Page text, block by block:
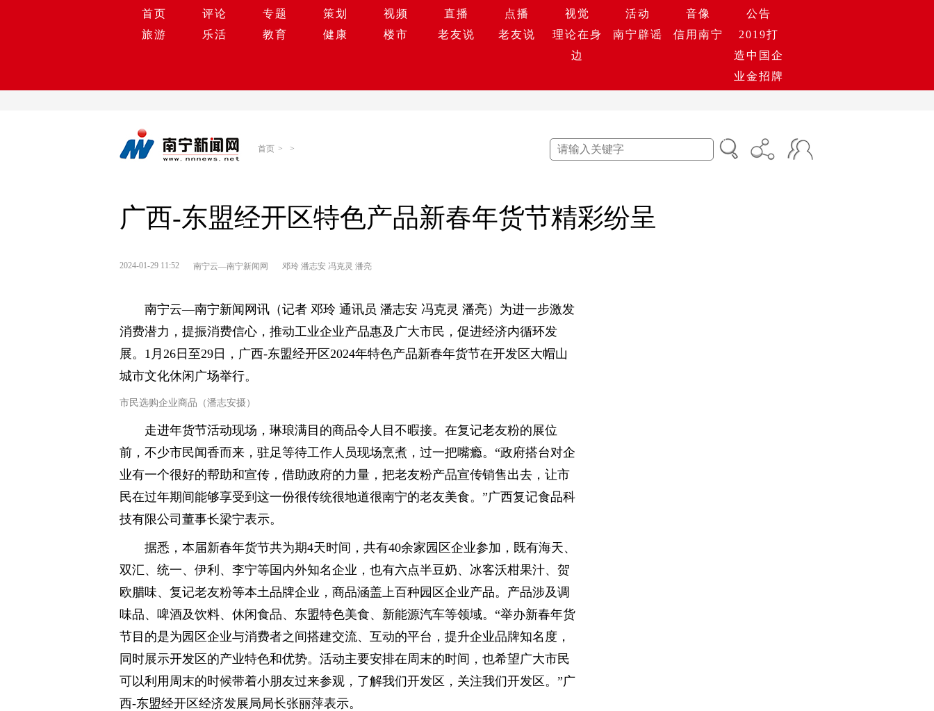
首页 评论 专题 策划 视频 直播 点播 视觉 活动 音像
公告
旅游
乐活 教育 健康 楼市 老友说 老友说
理论在身
边
南宁辟谣 信用南宁
2019打
造中国企
业金招牌
首页 > >
广西-东盟经开区特色产品新春年货节精彩纷呈
2024-01-29 11:52 南宁云—南宁新闻网 邓玲 潘志安 冯克灵 潘亮
南宁云—南宁新闻网讯（记者 邓玲 通讯员 潘志安 冯克灵 潘亮）为进一步激发
消费潜力，提振消费信心，推动工业企业产品惠及广大市民，促进经济内循环发
展。1月26日至29日，广西-东盟经开区2024年特色产品新春年货节在开发区大帽山
城市文化休闲广场举行。
市民选购企业商品（潘志安摄）
走进年货节活动现场，琳琅满目的商品令人目不暇接。在复记老友粉的展位
前，不少市民闻香而来，驻足等待工作人员现场烹煮，过一把嘴瘾。“政府搭台对企
业有一个很好的帮助和宣传，借助政府的力量，把老友粉产品宣传销售出去，让市
民在过年期间能够享受到这一份很传统很地道很南宁的老友美食。”广西复记食品科
技有限公司董事长梁宁表示。
据悉，本届新春年货节共为期4天时间，共有40余家园区企业参加，既有海天、
双汇、统一、伊利、李宁等国内外知名企业，也有六点半豆奶、冰客沃柑果汁、贺
欧腊味、复记老友粉等本土品牌企业，商品涵盖上百种园区企业产品。产品涉及调
味品、啤酒及饮料、休闲食品、东盟特色美食、新能源汽车等领域。“举办新春年货
节目的是为园区企业与消费者之间搭建交流、互动的平台，提升企业品牌知名度，
同时展示开发区的产业特色和优势。活动主要安排在周末的时间，也希望广大市民
可以利用周末的时候带着小朋友过来参观，了解我们开发区，关注我们开发区。”广
西-东盟经开区经济发展局局长张丽萍表示。